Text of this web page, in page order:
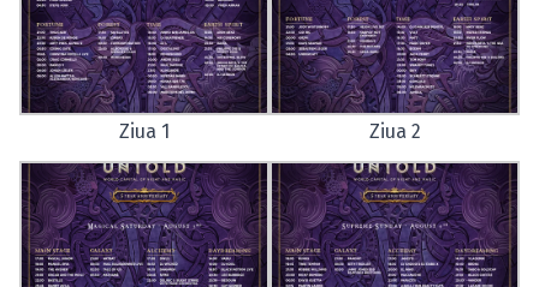
Ziua 1 Ziua 2